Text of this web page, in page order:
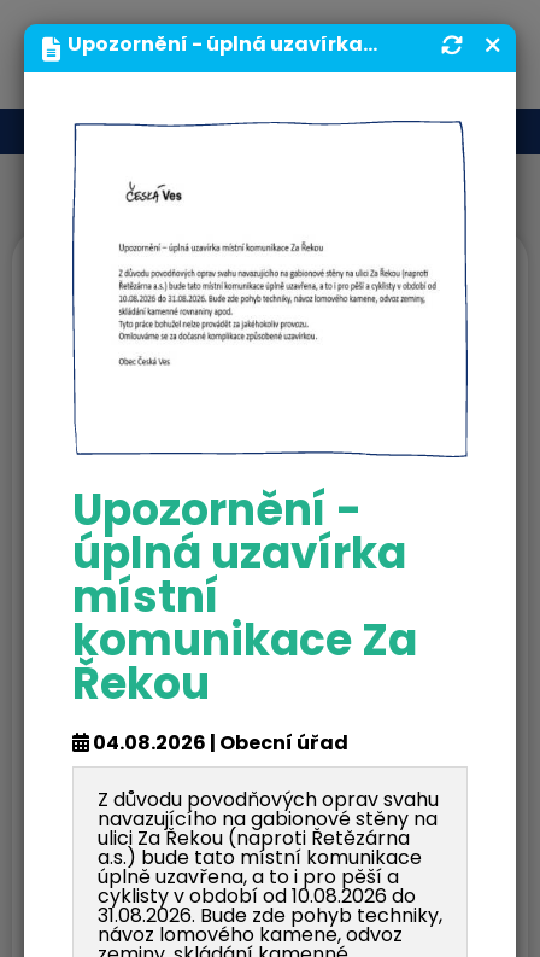
MENU
Rozpočty obce
Schválený
závěrečný účet
obce Česká Ves za
rok 2025
(07.07.2026)
Ke stažení
inventarizacni-zprava-2025.pdf
Dokument Adobe Acrobat | Velikost souboru: 67 Kb
priloha-k-31-12-2025.pdf
Dokument Adobe Acrobat | Velikost souboru: 115 Kb
Stáhnout soubor
rozvaha-k-31-12-2025.pdf
Dokument Adobe Acrobat | Velikost souboru: 104 Kb
Stáhnout soubor
Upozornění - úplná uzavírka místní komunikace Za Řekou | Obecní úřad | Obec Česká Ves
Upozornění -
úplná uzavírka
místní
komunikace Za
Řekou
04.08.2026 | Obecní úřad
Z důvodu povodňových oprav svahu
navazujícího na gabionové stěny na
ulici Za Řekou (naproti Řetězárna
a.s.) bude tato místní komunikace
úplně uzavřena, a to i pro pěší a
cyklisty v období od 10.08.2026 do
31.08.2026. Bude zde pohyb techniky,
návoz lomového kamene, odvoz